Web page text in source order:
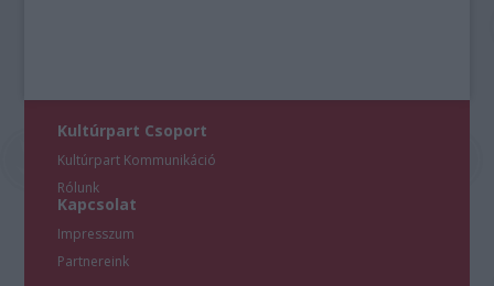
Kultúrpart Csoport
Kultúrpart Kommunikáció
Rólunk
Kapcsolat
Impresszum
Partnereink